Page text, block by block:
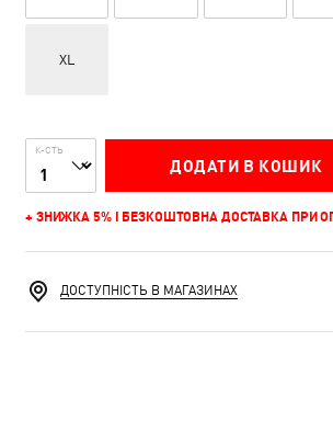
XL
К-СТЬ
ДОДАТИ В КОШИК
+ ЗНИЖКА 5% І БЕЗКОШТОВНА ДОСТАВКА ПРИ
ДОСТУПНІСТЬ В МАГАЗИНАХ